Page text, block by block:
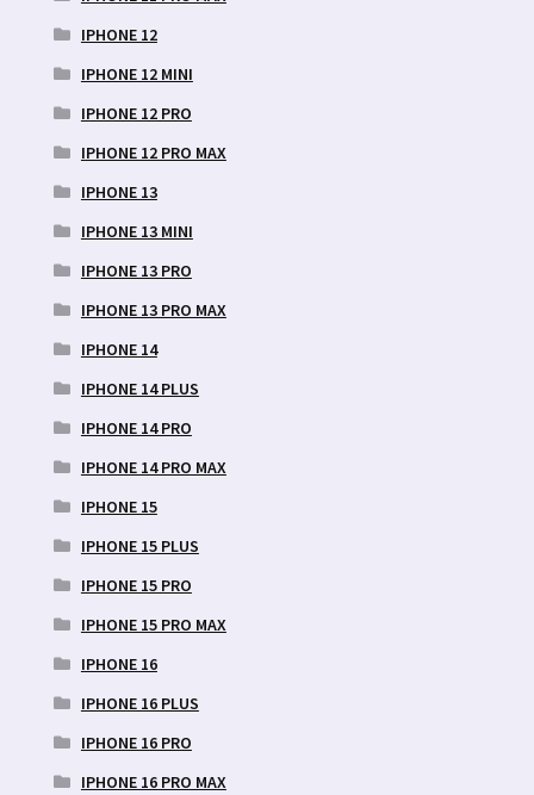
IPHONE 12
IPHONE 12 MINI
IPHONE 12 PRO
IPHONE 12 PRO MAX
IPHONE 13
IPHONE 13 MINI
IPHONE 13 PRO
IPHONE 13 PRO MAX
IPHONE 14
IPHONE 14 PLUS
IPHONE 14 PRO
IPHONE 14 PRO MAX
IPHONE 15
IPHONE 15 PLUS
IPHONE 15 PRO
IPHONE 15 PRO MAX
IPHONE 16
IPHONE 16 PLUS
IPHONE 16 PRO
IPHONE 16 PRO MAX